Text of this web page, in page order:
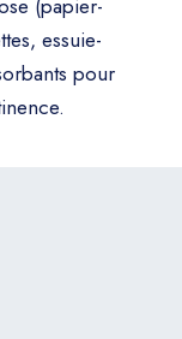
(papier-
essuie-
pour